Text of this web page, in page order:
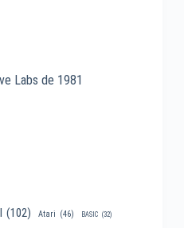
Labs de 1981
(102) Atari (46) BASIC (32)